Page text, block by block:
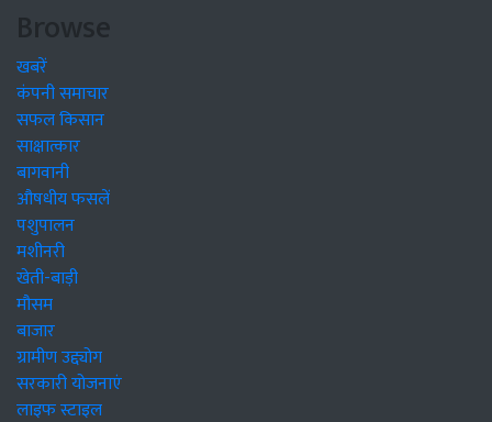
Browse
खबरें
कंपनी समाचार
सफल किसान
साक्षात्कार
बागवानी
औषधीय फसलें
पशुपालन
मशीनरी
खेती-बाड़ी
मौसम
बाजार
ग्रामीण उद्द्योग
सरकारी योजनाएं
लाइफ स्टाइल